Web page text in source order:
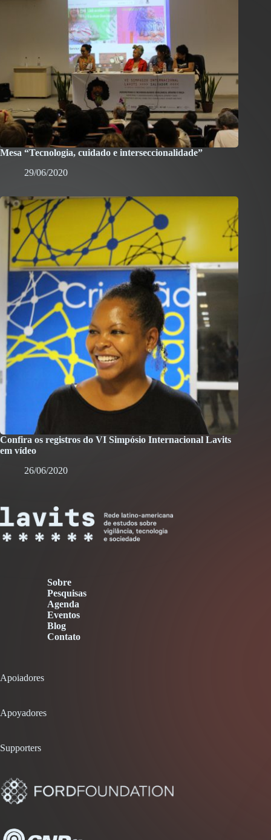
Mesa “Tecnologia, cuidado e interseccionalidade”
29/06/2020
Confira os registros do VI Simpósio Internacional Lavits
em vídeo
26/06/2020
Sobre
Pesquisas
Agenda
Eventos
Blog
Contato
Apoiadores
Apoyadores
Supporters